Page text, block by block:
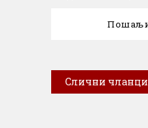
Слични чланци